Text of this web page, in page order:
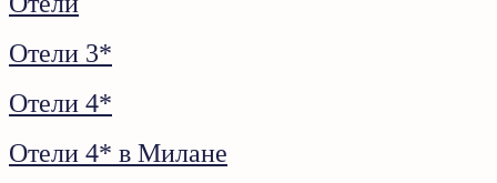
Отели 3*
Отели 4*
Отели 4* в Милане